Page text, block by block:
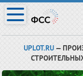
UPLOT.RU —